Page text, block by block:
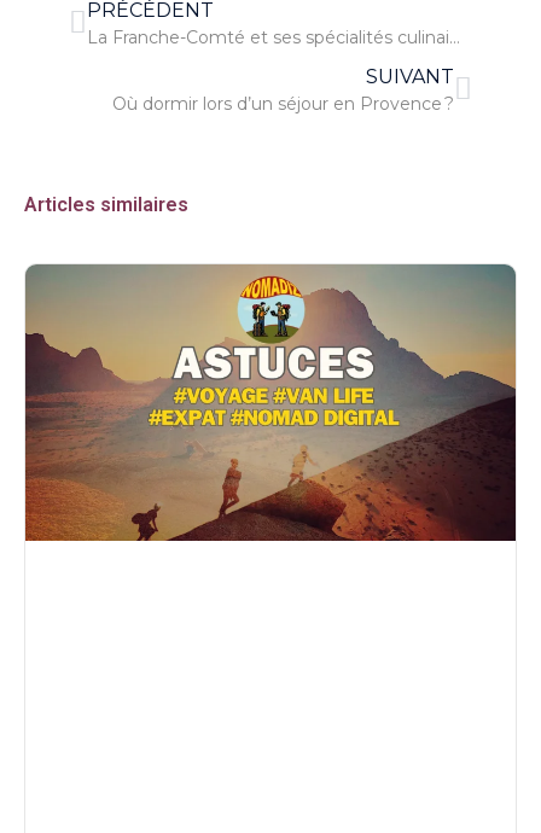
PRÉCÉDENT
La Franche-Comté et ses spécialités culinaires
SUIVANT
Où dormir lors d’un séjour en Provence ?
Articles similaires